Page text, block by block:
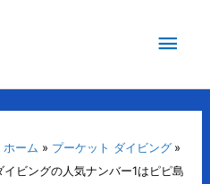
メ
メ
ホーム
プーケット ダイビング
ビングの人気ナンバー1はピピ島